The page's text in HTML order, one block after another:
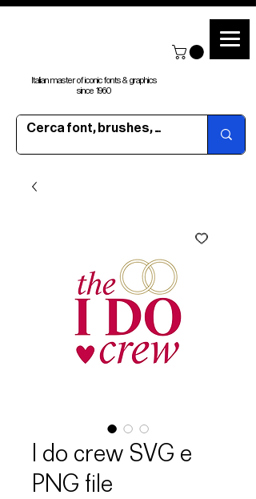
Italian master of iconic fonts & graphics
since 1960
I do crew SVG e
PNG file